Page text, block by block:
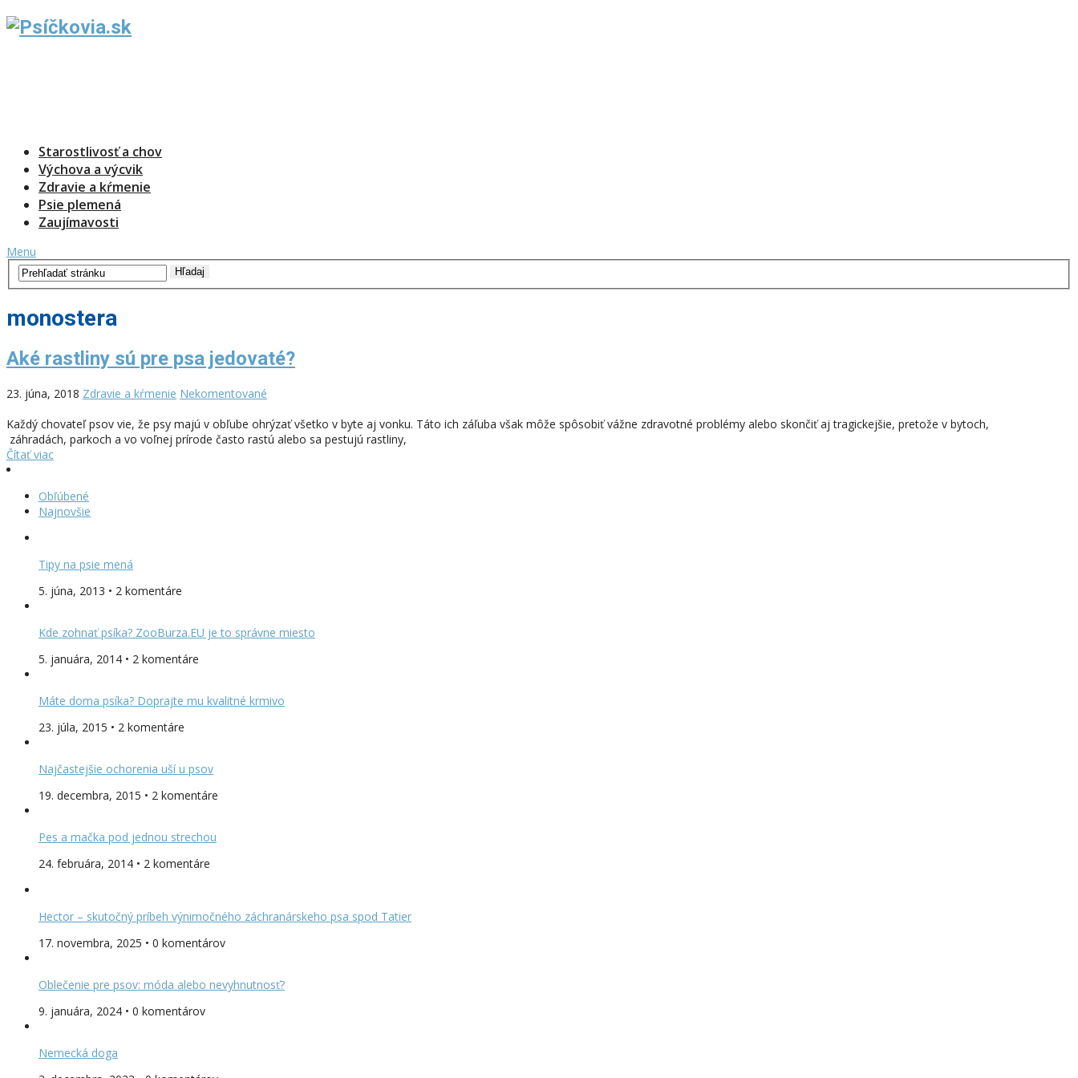
Starostlivosť a chov
Výchova a výcvik
Zdravie a kŕmenie
Psie plemená
Zaujímavosti
Menu
monostera
Aké rastliny sú pre psa jedovaté?
23. júna, 2018 Zdravie a kŕmenie Nekomentované
Každý chovateľ psov vie, že psy majú v obľube ohrýzať všetko v byte aj vonku. Táto ich záľuba však môže spôsobiť vážne zdravotné problémy alebo skončiť aj tragickejšie, pretože v bytoch,
záhradách, parkoch a vo voľnej prírode často rastú alebo sa pestujú rastliny,
Čítať viac
Obľúbené
Najnovšie
Tipy na psie mená
5. júna, 2013 • 2 komentáre
Kde zohnať psíka? ZooBurza.EU je to správne miesto
5. januára, 2014 • 2 komentáre
Máte doma psíka? Doprajte mu kvalitné krmivo
23. júla, 2015 • 2 komentáre
Najčastejšie ochorenia uší u psov
19. decembra, 2015 • 2 komentáre
Pes a mačka pod jednou strechou
24. februára, 2014 • 2 komentáre
Hector – skutočný príbeh výnimočného záchranárskeho psa spod Tatier
17. novembra, 2025 • 0 komentárov
Oblečenie pre psov: móda alebo nevyhnutnosť?
9. januára, 2024 • 0 komentárov
Nemecká doga